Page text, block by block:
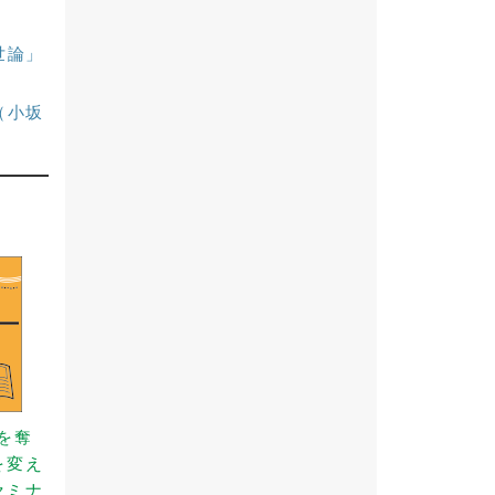
」
坂
奪
え
ミナ